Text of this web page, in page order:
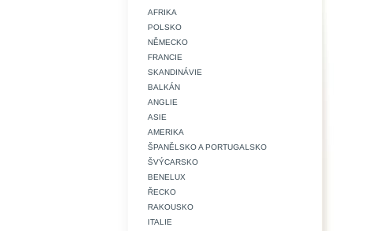
AFRIKA
POLSKO
NĚMECKO
FRANCIE
SKANDINÁVIE
BALKÁN
ANGLIE
ASIE
AMERIKA
ŠPANĚLSKO A PORTUGALSKO
ŠVÝCARSKO
BENELUX
ŘECKO
RAKOUSKO
ITALIE